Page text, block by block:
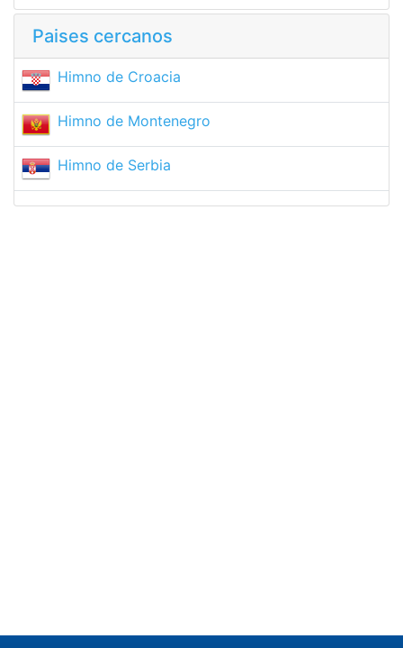
Paises cercanos
Himno de Croacia
Himno de Montenegro
Himno de Serbia